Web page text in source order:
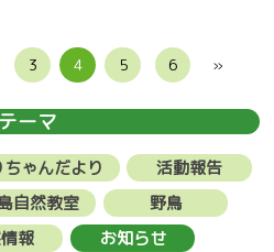
3 4 5 6 »
テーマ
ゃんだより
活動報告
自然教室
野鳥
報 お知らせ